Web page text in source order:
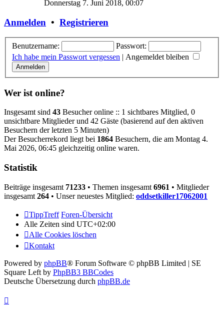
Donnerstag 7. Juni 2018, 00:07
Anmelden • Registrieren
Benutzername:
Passwort:
Ich habe mein Passwort vergessen | Angemeldet bleiben
Wer ist online?
Insgesamt sind 43 Besucher online :: 1 sichtbares Mitglied, 0
unsichtbare Mitglieder und 42 Gäste (basierend auf den aktiven
Besuchern der letzten 5 Minuten)
Der Besucherrekord liegt bei 1864 Besuchern, die am Montag 4.
Mai 2026, 06:45 gleichzeitig online waren.
Statistik
Beiträge insgesamt 71233 • Themen insgesamt 6961 • Mitglieder
insgesamt 264 • Unser neuestes Mitglied: oddsetkiller17062001
TippTreff Foren-Übersicht
Alle Zeiten sind UTC+02:00
Alle Cookies löschen
Kontakt
Powered by phpBB® Forum Software © phpBB Limited | SE
Square Left by PhpBB3 BBCodes
Deutsche Übersetzung durch phpBB.de